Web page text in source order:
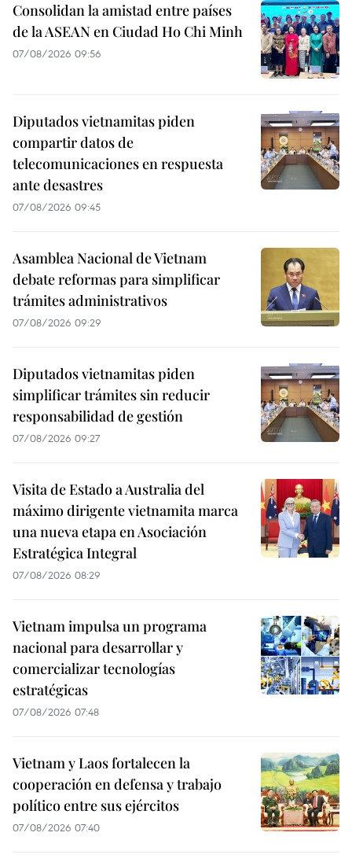
Consolidan la amistad entre países
de la ASEAN en Ciudad Ho Chi Minh
07/08/2026 09:56
Diputados vietnamitas piden
compartir datos de
telecomunicaciones en respuesta
ante desastres
07/08/2026 09:45
Asamblea Nacional de Vietnam
debate reformas para simplificar
trámites administrativos
07/08/2026 09:29
Diputados vietnamitas piden
simplificar trámites sin reducir
responsabilidad de gestión
07/08/2026 09:27
Visita de Estado a Australia del
máximo dirigente vietnamita marca
una nueva etapa en Asociación
Estratégica Integral
07/08/2026 08:29
Vietnam impulsa un programa
nacional para desarrollar y
comercializar tecnologías
estratégicas
07/08/2026 07:48
Vietnam y Laos fortalecen la
cooperación en defensa y trabajo
político entre sus ejércitos
07/08/2026 07:40